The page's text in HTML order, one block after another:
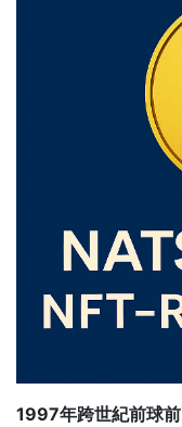
1997年跨世紀前球